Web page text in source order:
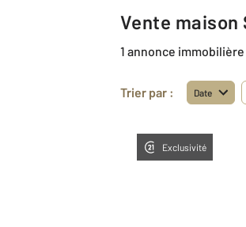
Vente
1 annonce immobilière
Trier par : Date
Exclusivité